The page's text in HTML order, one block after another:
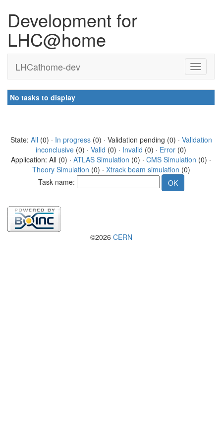
Development for
LHC@home
LHCathome-dev
No tasks to display
State: All (0) · In progress(0) · Validation pending (0) · Validation
inconclusive (0) · Valid (0) · Invalid (0) · Error (0)
Application: All (0) · ATLAS Simulation (0) · CMS Simulation (0) ·
Theory Simulation (0) · Xtrack beam simulation (0)
Task name:
©2026 CERN